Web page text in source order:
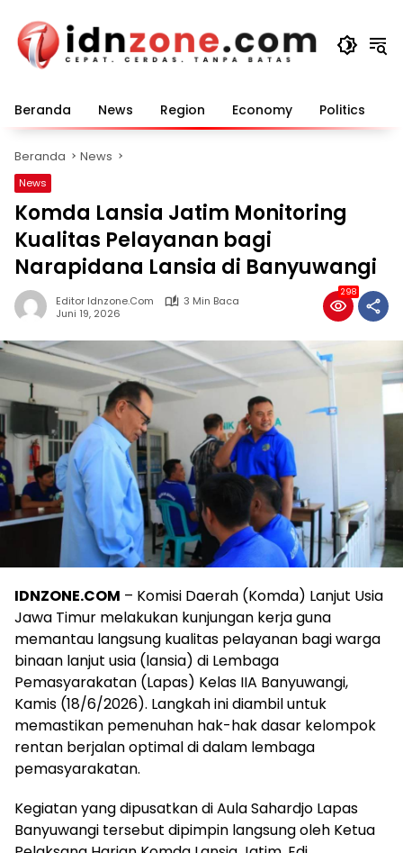
konten
Beranda News Region Economy Politics
Beranda News
News
Komda Lansia Jatim Monitoring
Kualitas Pelayanan bagi
Narapidana Lansia di Banyuwangi
Editor Idnzone.com
3 Min Baca
Juni 19, 2026
298
IDNZONE.COM – Komisi Daerah (Komda) Lanjut Usia
Jawa Timur melakukan kunjungan kerja guna
memantau langsung kualitas pelayanan bagi warga
binaan lanjut usia (lansia) di Lembaga
Pemasyarakatan (Lapas) Kelas IIA Banyuwangi,
Kamis (18/6/2026). Langkah ini diambil untuk
memastikan pemenuhan hak-hak dasar kelompok
rentan berjalan optimal di dalam lembaga
pemasyarakatan.
Kegiatan yang dipusatkan di Aula Sahardjo Lapas
Banyuwangi tersebut dipimpin langsung oleh Ketua